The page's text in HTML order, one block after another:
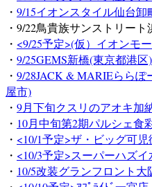
・ 9/15イオンスタイル仙台卸
・9/22鳥貴族サンストリー
・ <9/25予定>(仮）イオンモ
・ 9/25GEMS新橋(東京都港区)
・ 9/28JACK & MARIEらら
屋市)
・ 9月下旬クスリのアオキ加
・ 10月中旬第2期パルシェ食
・ <10/1予定>ザ・ビッグ可
・ <10/3予定>スーパーハズ
・ 10/5改装グランフロント大